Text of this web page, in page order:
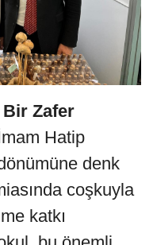
Bir Zafer
Hatip
denk
coşkuyla
katkı